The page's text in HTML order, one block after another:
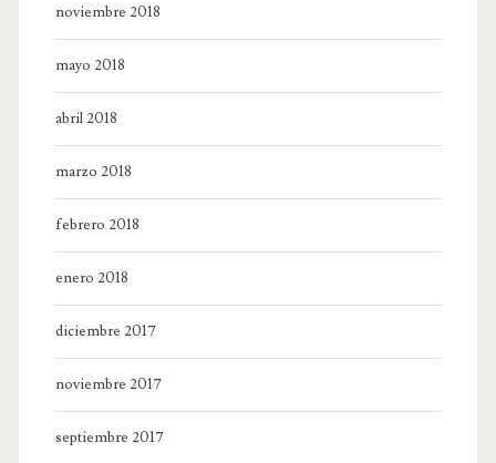
noviembre 2018
mayo 2018
abril 2018
marzo 2018
febrero 2018
enero 2018
diciembre 2017
noviembre 2017
septiembre 2017